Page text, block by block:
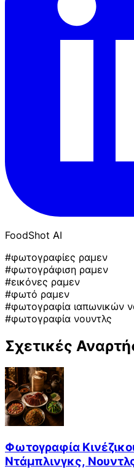
FoodShot AI
#φωτογραφίες ραμεν
#φωτογράφιση ραμεν
#εικόνες ραμεν
#φωτό ραμεν
#φωτογραφία ιαπωνικών
#φωτογραφία νουντλς
Σχετικές
Φωτογραφία
Ντάμπλινγκς,